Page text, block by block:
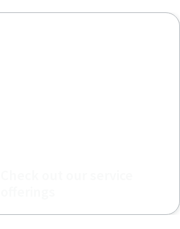
Get the most out of your industrial